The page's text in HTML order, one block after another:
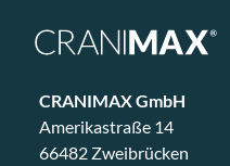
CRANIMAX GmbH
Amerikastraße 14
66482 Zweibrücken